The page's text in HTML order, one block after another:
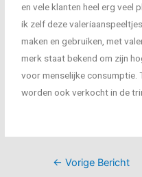
en vele klanten heel erg veel
ik zelf deze
maken en gebruiken, met
merk staat bekend om zijn
voor menselijke consumptie.
worden ook verkocht in de
← Vorige Bericht